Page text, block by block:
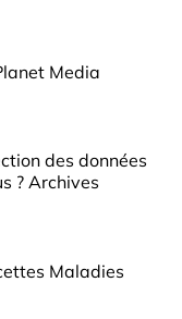
Media
des données
? Archives
Maladies